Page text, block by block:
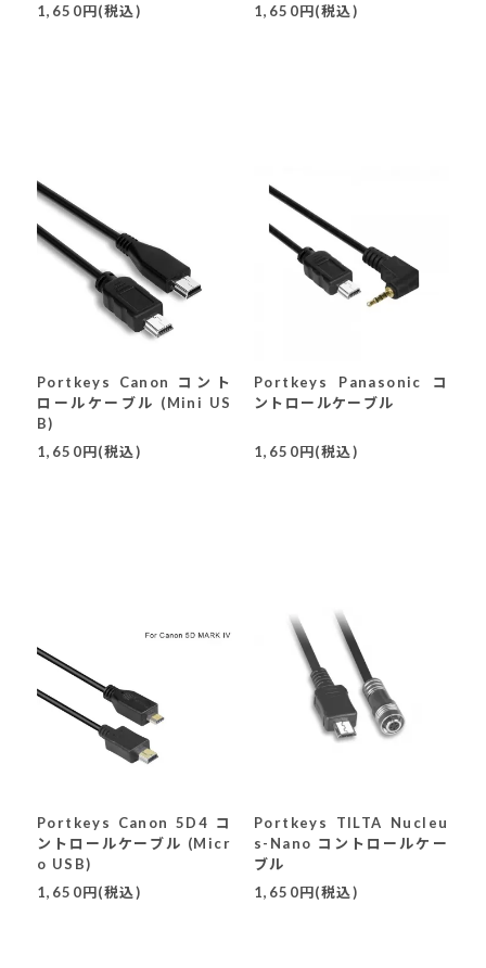
1,650円(税込) 1,650円(税込)
Portkeys Canon コント
ロールケーブル (Mini US
B)
1,650円(税込)
Portkeys Panasonic コ
ントロールケーブル
1,650円(税込)
Portkeys Canon 5D4 コ
ントロールケーブル (Micr
o USB)
1,650円(税込)
Portkeys TILTA Nucleu
s-Nano コントロールケー
ブル
1,650円(税込)